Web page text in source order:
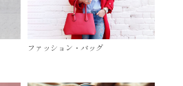
ファッション・バッグ